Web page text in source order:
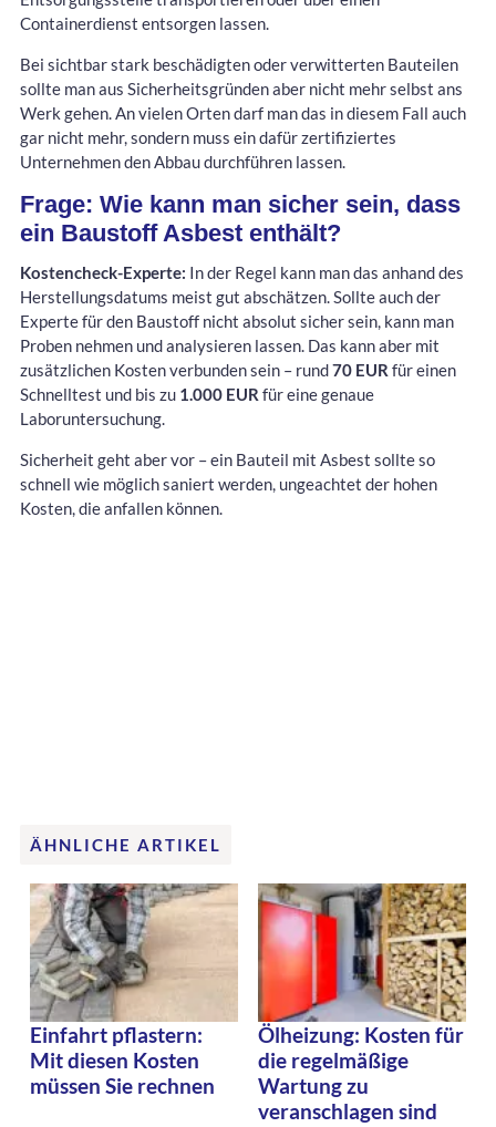
Containerdienst entsorgen lassen.
Bei sichtbar stark beschädigten oder verwitterten Bauteilen
sollte man aus Sicherheitsgründen aber nicht mehr selbst ans
Werk gehen. An vielen Orten darf man das in diesem Fall auch
gar nicht mehr, sondern muss ein dafür zertifiziertes
Unternehmen den Abbau durchführen lassen.
Frage: Wie kann man sicher sein, dass
ein Baustoff Asbest enthält?
Kostencheck-Experte: In der Regel kann man das anhand des
Herstellungsdatums meist gut abschätzen. Sollte auch der
Experte für den Baustoff nicht absolut sicher sein, kann man
Proben nehmen und analysieren lassen. Das kann aber mit
zusätzlichen Kosten verbunden sein – rund70 EUR für einen
Schnelltest und bis zu 1.000 EUR für eine genaue
Laboruntersuchung.
Sicherheit geht aber vor – ein Bauteil mit Asbest sollte so
schnell wie möglich saniert werden, ungeachtet der hohen
Kosten, die anfallen können.
ÄHNLICHE ARTIKEL
Einfahrt pflastern:
Mit diesen Kosten
müssen Sie rechnen
Ölheizung: Kosten für
die regelmäßige
Wartung zu
veranschlagen sind